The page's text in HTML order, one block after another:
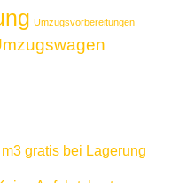
Umzugsvorbereitungen
gratis bei Lagerung